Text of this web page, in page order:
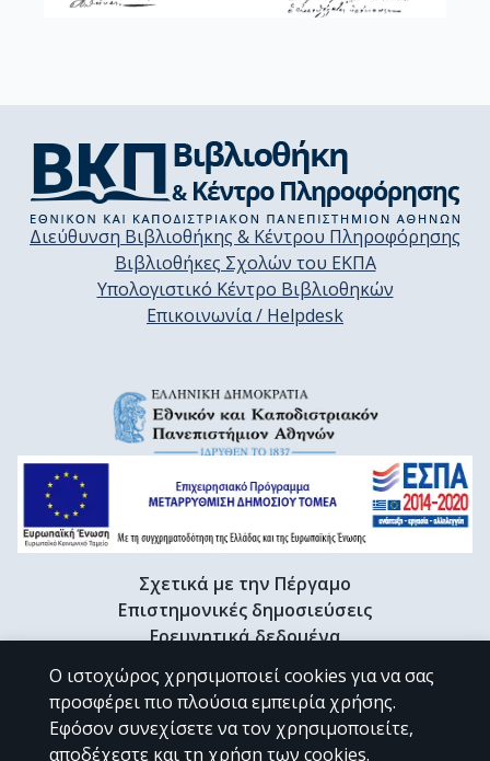
Διεύθυνση Βιβλιοθήκης & Κέντρου Πληροφόρησης
Βιβλιοθήκες Σχολών του ΕΚΠΑ
Υπολογιστικό Κέντρο Βιβλιοθηκών
Επικοινωνία / Helpdesk
Σχετικά με την Πέργαμο
Επιστημονικές δημοσιεύσεις
Ερευνητικά δεδομένα
Διδακτορικές διατριβές & Γκρίζα βιβλιογραφία
Προφίλ Ερευνητή
Ο ιστοχώρος χρησιμοποιεί cookies για να σας
προσφέρει πιο πλούσια εμπειρία χρήσης.
Εφόσον συνεχίσετε να τον χρησιμοποιείτε,
αποδέχεστε και τη χρήση των cookies.